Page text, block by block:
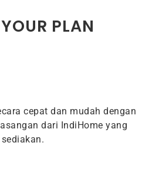
PLAN
cepat dan mudah dengan
dari IndiHome yang